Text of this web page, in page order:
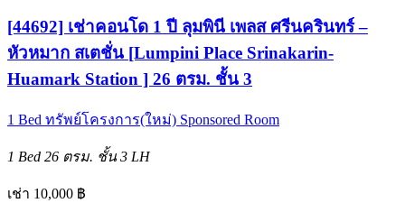
[44692] เช่าคอนโด 1 ปี ลุมพินี เพลส ศรีนครินทร์ –
หัวหมาก สเตชั่น [Lumpini Place Srinakarin-
Huamark Station ] 26 ตรม. ชั้น 3
1 Bed ทรัพย์โครงการ(ใหม่) Sponsored Room
1 Bed 26 ตรม. ชั้น 3 LH
เช่า 10,000 ฿